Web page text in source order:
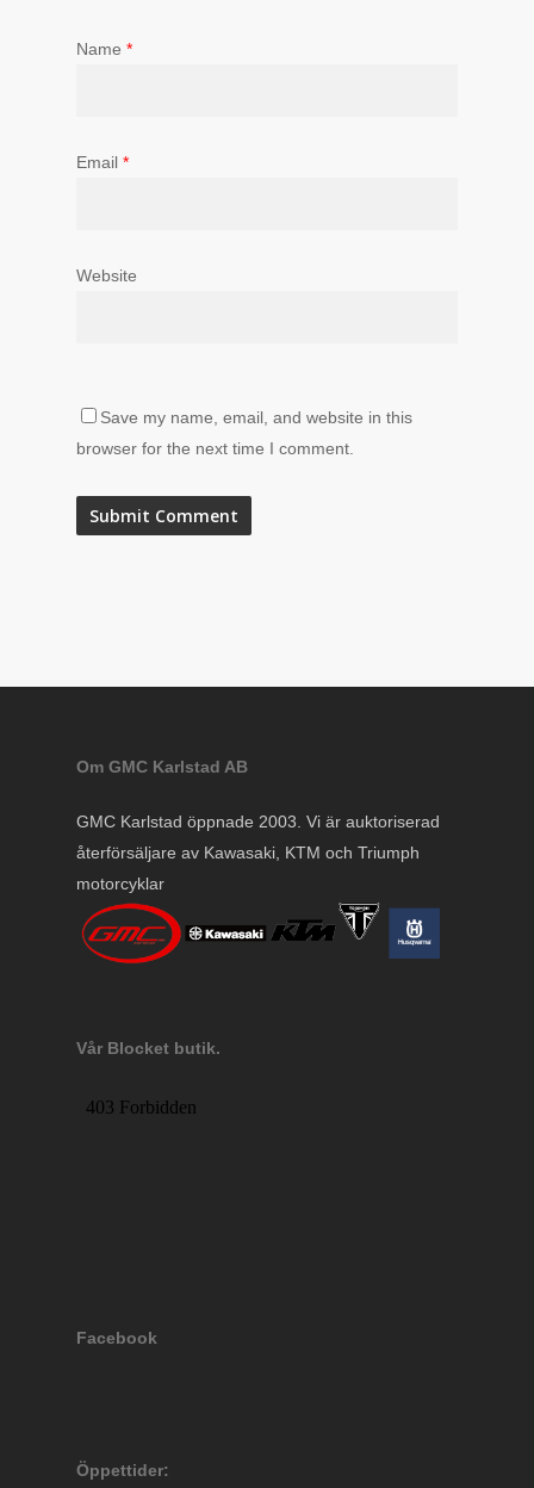
Name *
Email *
Website
Save my name, email, and website in this
browser for the next time I comment.
Om GMC Karlstad AB
GMC Karlstad öppnade 2003. Vi är auktoriserad
återförsäljare av Kawasaki, KTM och Triumph
motorcyklar
Vår Blocket butik.
Facebook
Öppettider: